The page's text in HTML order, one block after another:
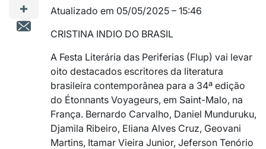
Atualizado em 05/05/2025 – 15:46
CRISTINA INDIO DO BRASIL
A Festa Literária das Periferias (Flup) vai levar
oito destacados escritores da literatura
brasileira contemporânea para a 34ª edição
do Étonnants Voyageurs, em Saint-Malo, na
França. Bernardo Carvalho, Daniel Munduruku,
Djamila Ribeiro, Eliana Alves Cruz, Geovani
Martins, Itamar Vieira Junior, Jeferson Tenório